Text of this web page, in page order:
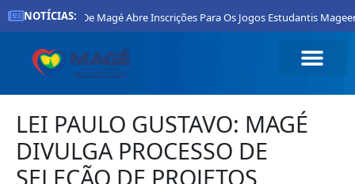
NOTÍCIAS:
Prefeitura De Magé Abre Inscrições Para Os Jogos Estudantis
LEI PAULO GUSTAVO: MAGÉ
DIVULGA PROCESSO DE
SELEÇÃO DE PROJETOS